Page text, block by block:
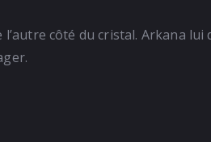
côté du cristal. Arkana